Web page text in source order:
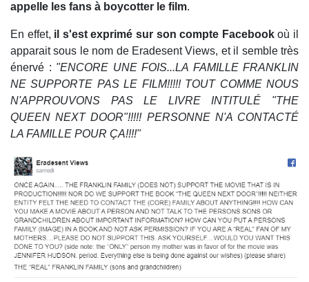
appelle les fans à boycotter le film.
En effet, il s'est exprimé sur son compte Facebookoù il
apparait sous le nom de Eradesent Views, et il semble très
énervé : "ENCORE UNE FOIS...LA FAMILLE FRANKLIN
NE SUPPORTE PAS LE FILM!!!!! TOUT COMME NOUS
N'APPROUVONS PAS LE LIVRE INTITULÉ "THE
QUEEN NEXT DOOR"!!!!! PERSONNE N'A CONTACTÉ
LA FAMILLE POUR ÇA!!!!"